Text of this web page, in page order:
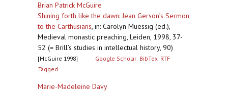
Brian Patrick McGuire
Shining forth like the dawn: Jean Gerson’s Sermon
to the Carthusians, in: Carolyn Muessig (ed.),
Medieval monastic preaching, Leiden, 1998, 37-
52 (= Brill’s studies in intellectual history, 90)
[McGuire 1998] Google Scholar BibTex RTF
Tagged
Marie-Madeleine Davy